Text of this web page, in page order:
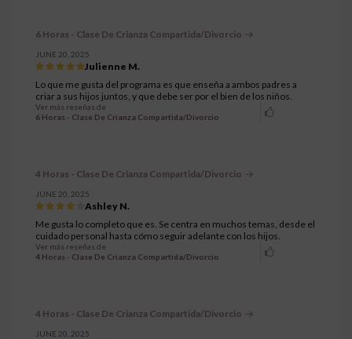
6 Horas - Clase De Crianza Compartida/Divorcio
JUNE 20, 2025
Julienne M.
Lo que me gusta del programa es que enseña a ambos padres a
criar a sus hijos juntos, y que debe ser por el bien de los niños.
Ver más reseñas de
6 Horas - Clase De Crianza Compartida/Divorcio
4 Horas - Clase De Crianza Compartida/Divorcio
JUNE 20, 2025
Ashley N.
Me gusta lo completo que es. Se centra en muchos temas, desde el
cuidado personal hasta cómo seguir adelante con los hijos.
Ver más reseñas de
4 Horas - Clase De Crianza Compartida/Divorcio
4 Horas - Clase De Crianza Compartida/Divorcio
JUNE 20, 2025